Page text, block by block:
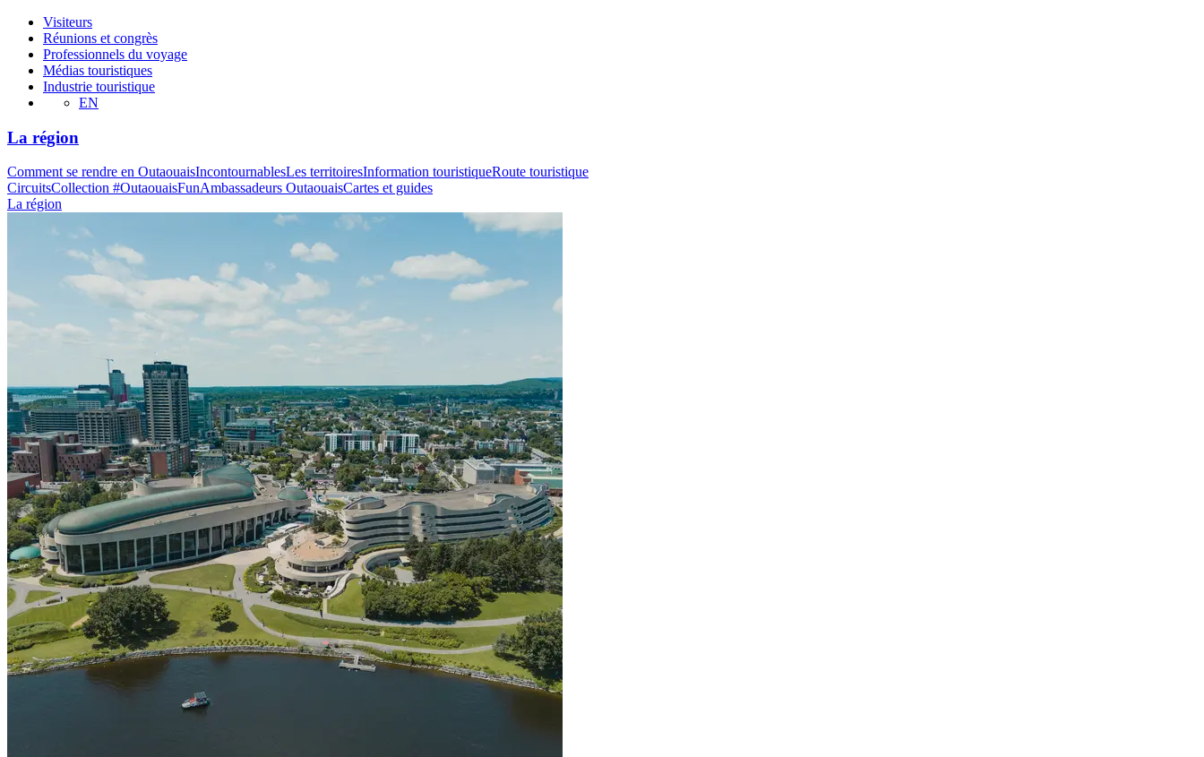
Visiteurs
Réunions et congrès
Professionnels du voyage
Médias touristiques
Industrie touristique
EN
La région
Comment se rendre en OutaouaisIncontournablesLes territoiresInformation touristiqueRoute touristique
CircuitsCollection #OutaouaisFunAmbassadeurs OutaouaisCartes et guides
La région